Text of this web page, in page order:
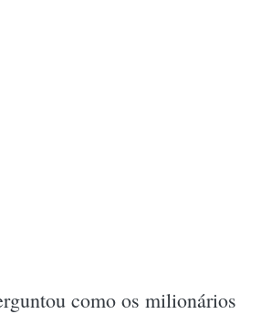
como os milionários